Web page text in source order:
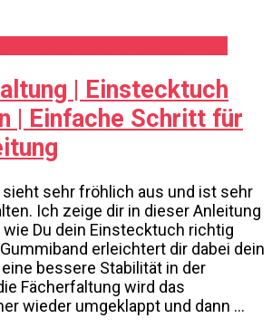
| Einstecktuch
| Einfache Schritt für
sieht sehr fröhlich aus und ist sehr
Ich zeige dir in dieser Anleitung
Du dein Einstecktuch richtig
erleichtert dir dabei dein
bessere Stabilität in der
Fächerfaltung wird das
wieder umgeklappt und dann …